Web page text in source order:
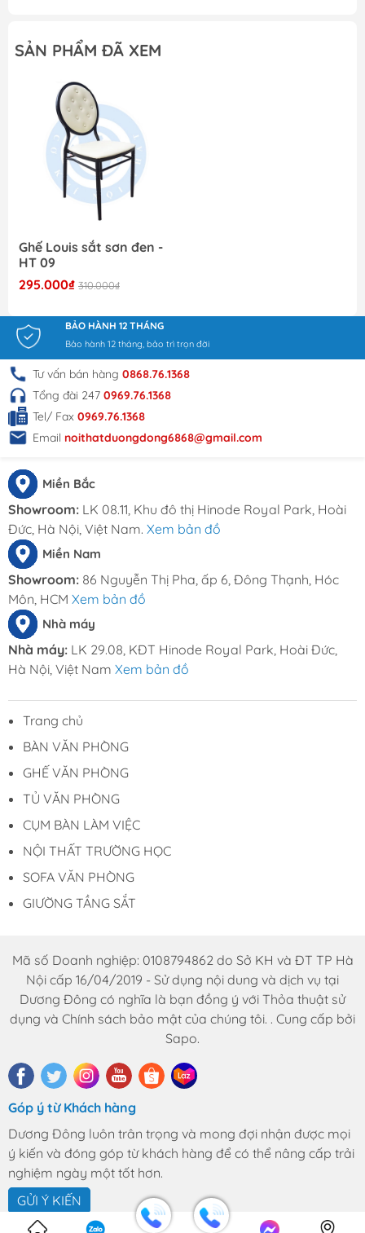
Nội thất Dương Đông
của bạn:
Tại đây, chúng tôi cung cấp nhiều sản phẩm nội
thất cho gia đình và văn phòng như:
+ Bàn ăn giá rẻ
+ Ghế chân quỳ giá rẻ
+ Sofa giá rẻ
+ Kệ trang trí
SẢN PHẨM ĐÃ XEM
Ghế Louis sắt sơn đen -
HT 09
295.000₫ 310.000₫
BẢO HÀNH 12 THÁNG
Bảo hành 12 tháng, bảo trì trọn đời
Tư vấn bán hàng 0868.76.1368
Tổng đài 247 0969.76.1368
Tel/ Fax 0969.76.1368
Email noithatduongdong6868@gmail.com
Miền Bắc
Showroom: LK 08.11, Khu đô thị Hinode Royal Park, Hoài
Đức, Hà Nội, Việt Nam. Xem bản đồ
Miền Nam
Showroom: 86 Nguyễn Thị Pha, ấp 6, Đông Thạnh, Hóc
Môn, HCM Xem bản đồ
Nhà máy
Nhà máy: LK 29.08, KĐT Hinode Royal Park, Hoài Đức,
Hà Nội, Việt Nam Xem bản đồ
Trang chủ
BÀN VĂN PHÒNG
GHẾ VĂN PHÒNG
TỦ VĂN PHÒNG
CỤM BÀN LÀM VIỆC
NỘI THẤT TRƯỜNG HỌC
SOFA VĂN PHÒNG
GIƯỜNG TẦNG SẮT
Mã số Doanh nghiệp: 0108794862 do Sở KH và ĐT TP Hà
Nội cấp 16/04/2019 - Sử dụng nội dung và dịch vụ tại
Dương Đông có nghĩa là bạn đồng ý với Thỏa thuật sử
dụng và Chính sách bảo mật của chúng tôi. . Cung cấp bởi
Sapo.
Góp ý từ Khách hàng
Dương Đông luôn trân trọng và mong đợi nhận được mọi
ý kiến và đóng góp từ khách hàng để có thể nâng cấp trải
nghiệm ngày một tốt hơn.
GỬI Ý KIẾN